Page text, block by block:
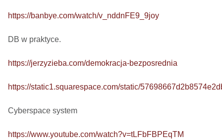
https://banbye.com/watch/v_nddnFE9_9joy
DB w praktyce.
https://jerzyzieba.com/demokracja-bezposrednia
https://static1.squarespace.com/static/
Cyberspace system
https://www.youtube.com/watch?v=tLFbFBPEqTM